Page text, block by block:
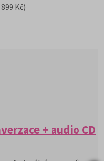
Kč)
+ audio CD